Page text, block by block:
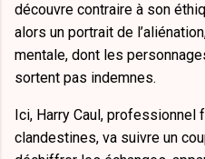
découvre contraire à son
alors un portrait de
mentale, dont les
sortent pas indemnes.
Ici, Harry Caul, professionnel
clandestines, va suivre un